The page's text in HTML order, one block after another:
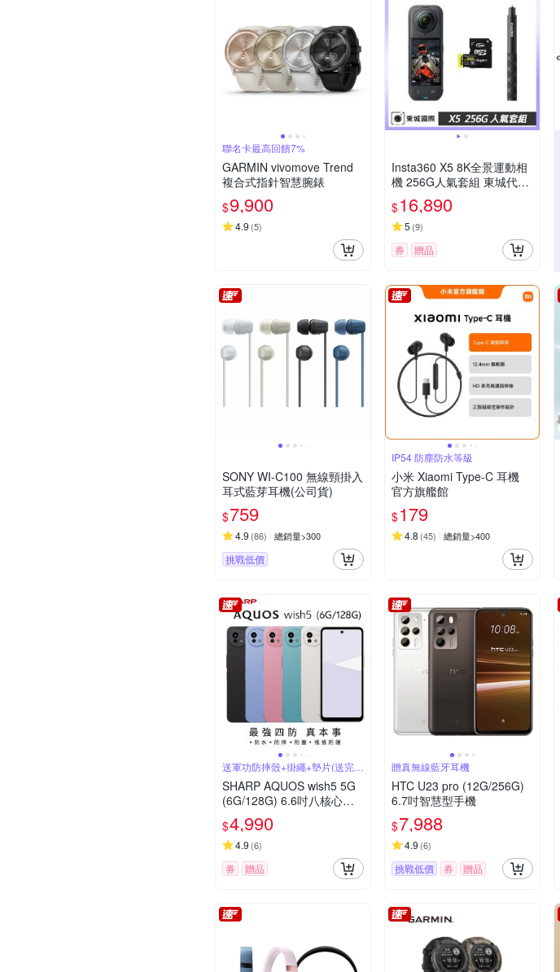
聯名卡最高回饋7%
GARMIN vivomove Trend
複合式指針智慧腕錶
$9,900
4.9 (5)
Insta360 X5 8K全景運動相
機 256G人氣套組 東城代理
公司貨
$16,890
5 (9)
券 贈品
SONY WI-C100 無線頸掛入
耳式藍芽耳機(公司貨)
$759
4.9 (86) 總銷量>300
挑戰低價
IP54 防塵防水等級
小米 Xiaomi Type-C 耳機
官方旗艦館
$179
4.8 (45) 總銷量>400
送軍功防摔殼+掛繩+墊片(送完為
止)
SHARP AQUOS wish5 5G
(6G/128G) 6.6吋八核心智
慧型手機
$4,990
4.9 (6)
券 贈品
贈真無線藍牙耳機
HTC U23 pro (12G/256G)
6.7吋智慧型手機
$7,988
4.9 (6)
挑戰低價 券 贈品